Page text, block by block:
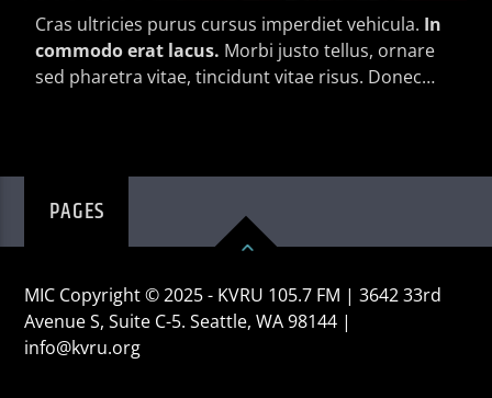
Cras ultricies purus cursus imperdiet vehicula. In
commodo erat lacus. Morbi justo tellus, ornare
sed pharetra vitae, tincidunt vitae risus. Donec
PAGES
MIC Copyright © 2025 - KVRU 105.7 FM | 3642 33rd
Avenue S, Suite C-5. Seattle, WA 98144 |
info@kvru.org